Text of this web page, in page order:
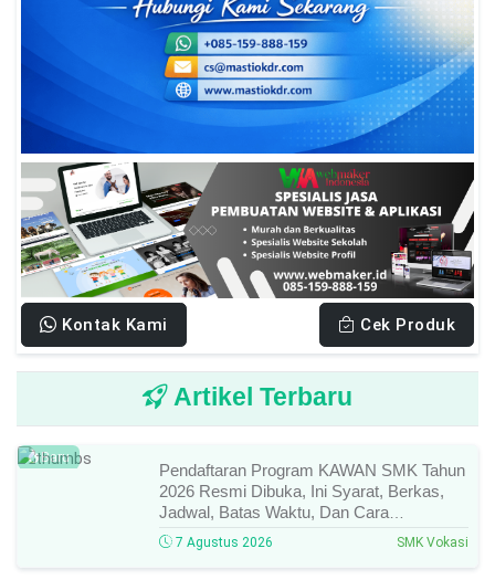
Kontak Kami Cek Produk
Artikel Terbaru
Baru
Pendaftaran Program KAWAN SMK Tahun
2026 Resmi Dibuka, Ini Syarat, Berkas,
Jadwal, Batas Waktu, Dan Cara
Pendaftarannya!
7 Agustus 2026 SMK Vokasi